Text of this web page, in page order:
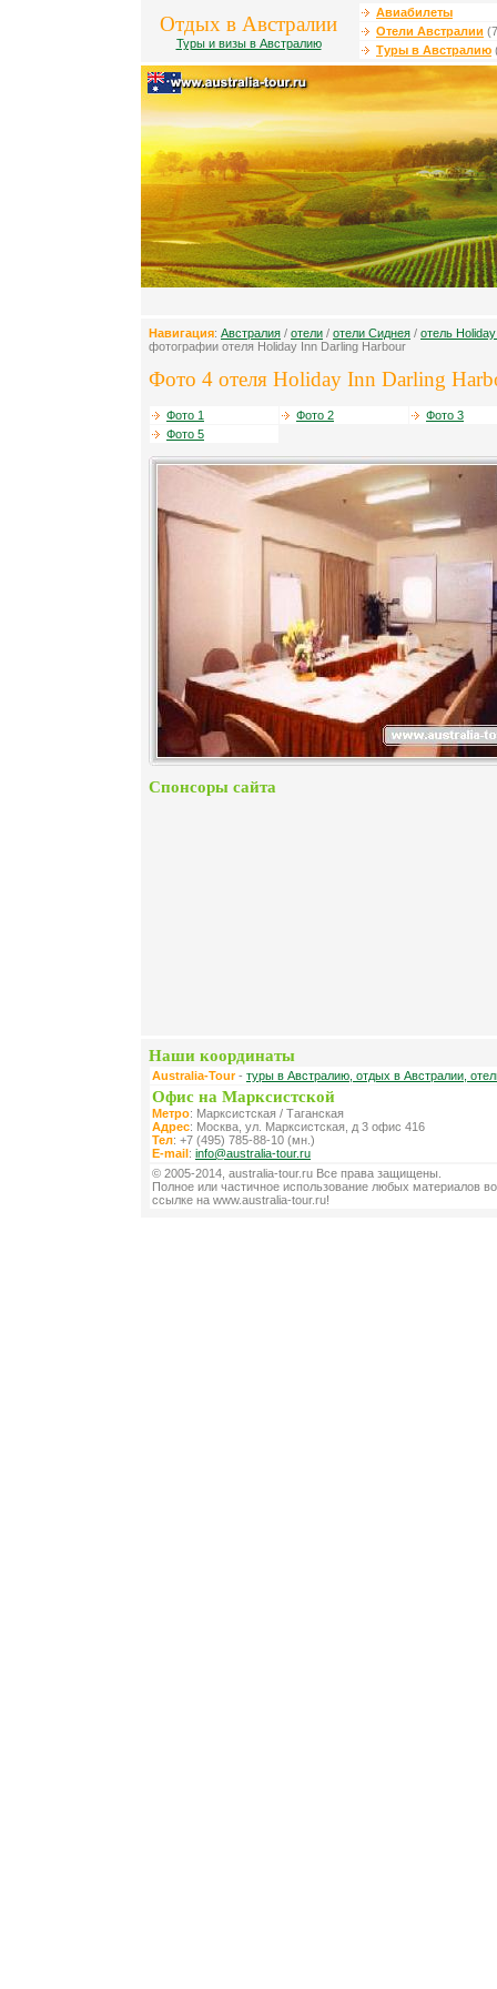
Отдых в Австралии
Туры и визы в Австралию
Авиабилеты
Отели Австралии
Туры в Австралию
Навигация: Австралия / отели / отели Сиднея / отель
фотографии отеля Holiday Inn Darling Harbour
Фото 4 отеля Holiday Inn Darling
Фото 1 Фото 2
Фото 3
Фото 5
Спонсоры сайта
Наши координаты
Australia-Tour- туры в Австралию, отдых в Австралии,
Офис на Марксистской
Метро: Марксистская / Таганская
Адрес: Москва, ул. Марксистская, д 3 офис 416
Тел: +7 (495) 785-88-10 (мн.)
E-mail: info@australia-tour.ru
© 2005-2014, australia-tour.ru Все права защищены.
Полное или частичное использование любых материалов
ссылке на www.australia-tour.ru!